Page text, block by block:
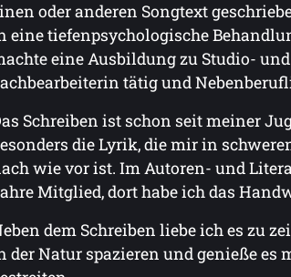
oder anderen Songtext
eine tiefenpsychologische
eine Ausbildung zu Studio-
tätig und
Schreiben ist schon seit meiner
die Lyrik, die mir in
wie vor ist. Im Autoren- und
Mitglied, dort habe ich das
dem Schreiben liebe ich es zu
der Natur spazieren und genieße es